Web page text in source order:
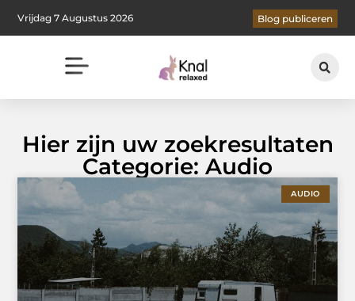
Vrijdag 7 Augustus 2026 Blog publiceren
Hier zijn uw zoekresultaten
Categorie: Audio
AUDIO